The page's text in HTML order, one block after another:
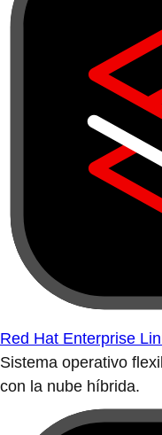
Red Hat Enterprise
Sistema operativo
con la nube híbrida.